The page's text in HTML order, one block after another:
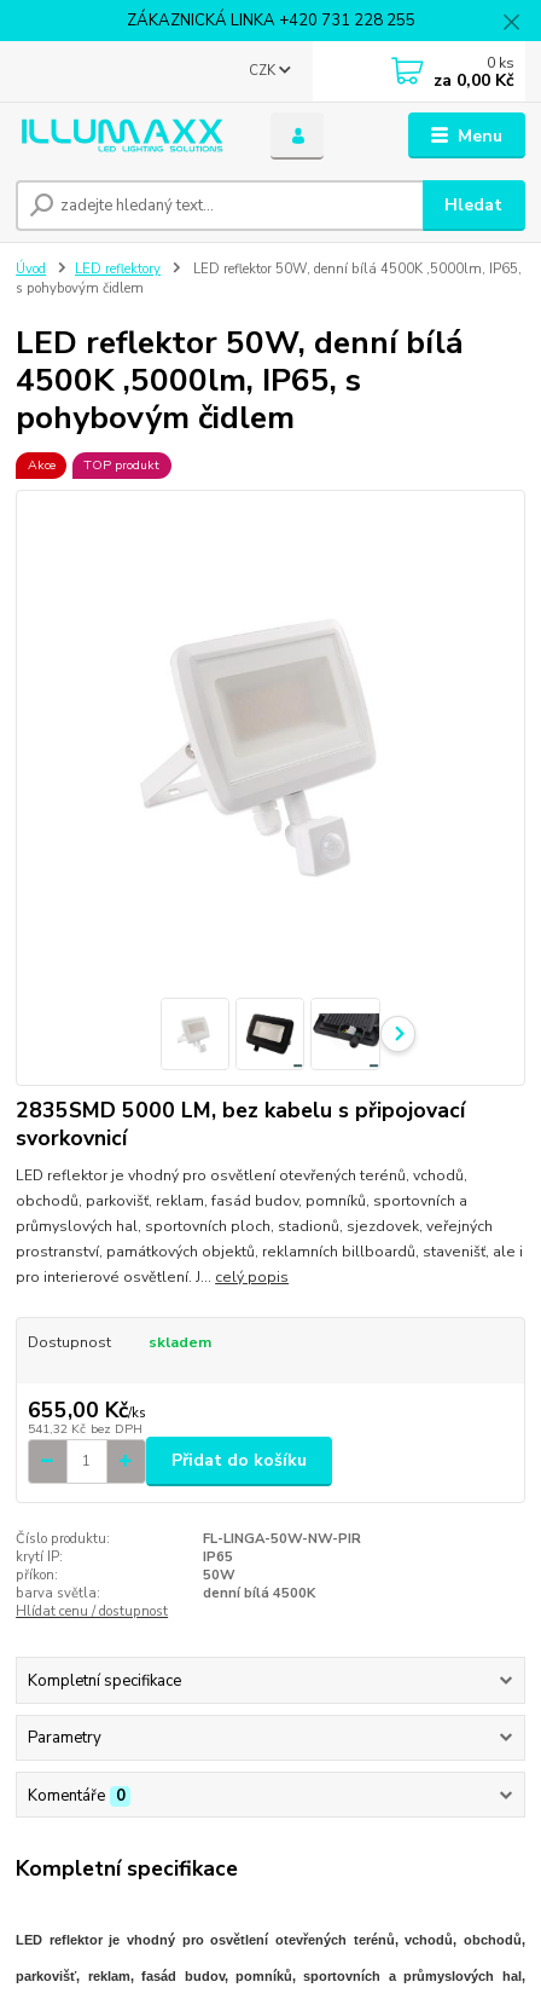
ZÁKAZNICKÁ LINKA +420 731 228 255
Menu
CZK
Hledat
0 ks
za 0,00 Kč
Úvod LED reflektory
LED reflektor 50W, denní bílá 4500K ,5000lm, IP65,
s pohybovým čidlem
LED reflektor 50W, denní bílá
4500K ,5000lm, IP65, s
pohybovým čidlem
Akce TOP produkt
2835SMD 5000 LM, bez kabelu s připojovací
svorkovnicí
LED reflektor je vhodný pro osvětlení otevřených terénů, vchodů,
obchodů, parkovišť, reklam, fasád budov, pomníků, sportovních a
průmyslových hal, sportovních ploch, stadionů, sjezdovek, veřejných
prostranství, památkových objektů, reklamních billboardů, stavenišť, ale i
pro interierové osvětlení. J... celý popis
Dostupnost skladem
655,00 Kč/ks
541,32 Kč bez DPH
Přidat do košíku
Číslo produktu:
FL-LINGA-50W-NW-PIR
krytí IP:
IP65
příkon:
50W
barva světla:
denní bílá 4500K
Hlídat cenu / dostupnost
Kompletní specifikace
Parametry
Komentáře 0
Kompletní specifikace
LED reflektor je vhodný pro osvětlení otevřených terénů, vchodů, obchodů,
parkovišť, reklam, fasád budov, pomníků, sportovních a průmyslových hal,